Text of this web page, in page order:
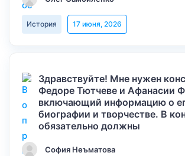
История 17 июня, 2026
Здравствуйте! Мне нужен
Федоре Тютчеве и Афанасии
включающий информацию о
биографии и творчестве. В
обязательно должны
София Неъматова